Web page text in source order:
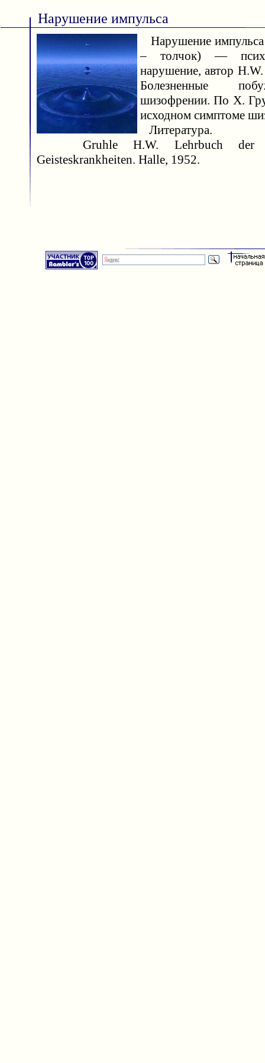
Нарушение импульса
Нарушение импульса
– толчок) —
нарушение, автор
Болезненные
шизофрении. По Х.
исходном симптоме
Литература.
Gruhle H.W. Lehrbuch der
Geisteskrankheiten. Halle, 1952.